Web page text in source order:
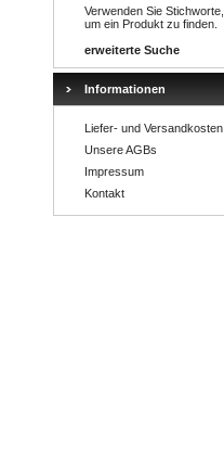
Verwenden Sie Stichworte,
um ein Produkt zu finden.
erweiterte Suche
Informationen
Liefer- und Versandkosten
Unsere AGBs
Impressum
Kontakt